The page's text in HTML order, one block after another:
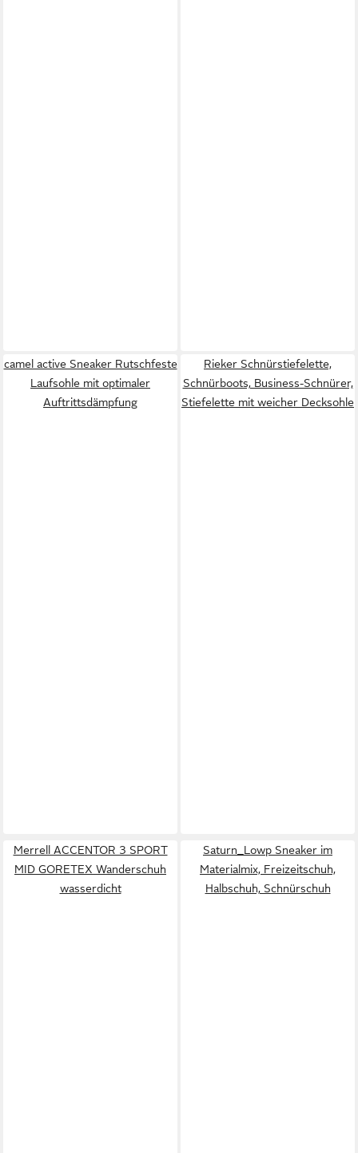
camel active Sneaker Rutschfeste
Laufsohle mit optimaler
Auftrittsdämpfung
Rieker Schnürstiefelette,
Schnürboots, Business-Schnürer,
Stiefelette mit weicher Decksohle
Merrell ACCENTOR 3 SPORT
MID GORETEX Wanderschuh
wasserdicht
Saturn_Lowp Sneaker im
Materialmix, Freizeitschuh,
Halbschuh, Schnürschuh